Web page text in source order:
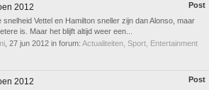
Post
2012
snelheid Vettel en Hamilton sneller zijn dan Alonso, maar
is. Maar het blijft altijd weer een...
27 jun 2012 in forum: Actualiteiten, Sport, Entertainment
Post
2012